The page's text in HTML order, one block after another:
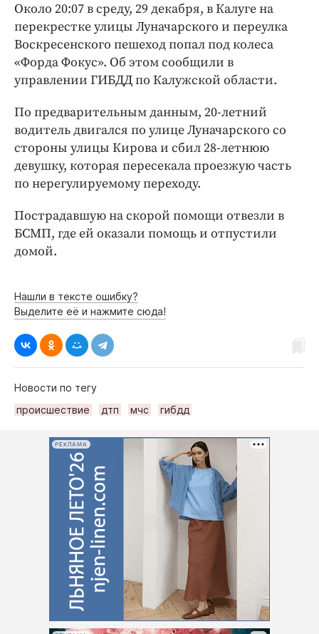
Клиника года
Бренд года
Работодатель года
Около 20:07 в среду, 29 декабря, в Калуге на
перекрестке улицы Луначарского и переулка
Воскресенского пешеход попал под колеса
«Форда Фокус». Об этом сообщили в
управлении ГИБДД по Калужской области.
По предварительным данным, 20-летний
водитель двигался по улице Луначарского со
стороны улицы Кирова и сбил 28-летнюю
девушку, которая пересекала проезжую часть
по нерегулируемому переходу.
Пострадавшую на скорой помощи отвезли в
БСМП, где ей оказали помощь и отпустили
домой.
Нашли в тексте ошибку?
Выделите её и нажмите сюда!
Новости по тегу
происшествие
дтп мчс гибдд
РЕКЛАМА